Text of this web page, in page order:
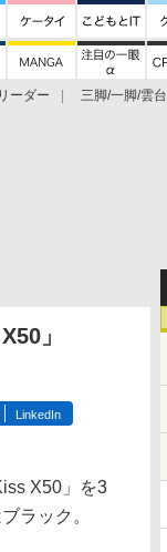
ーダー 三脚/一脚/雲台
」
LinkedIn
X50」を3
ラック。